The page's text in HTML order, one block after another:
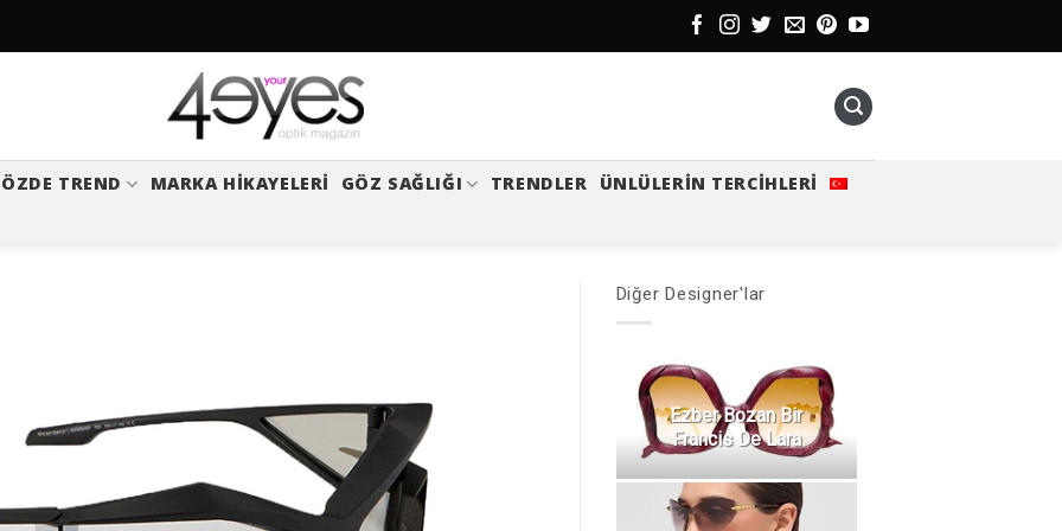
TREND MARKA HIKAYELERI GÖZ SAĞLIĞI TRENDLER ÜNLÜLERIN TERCIHLERI
Diğer Designer'lar
Ezber Bozan Bir
Francis De Lara